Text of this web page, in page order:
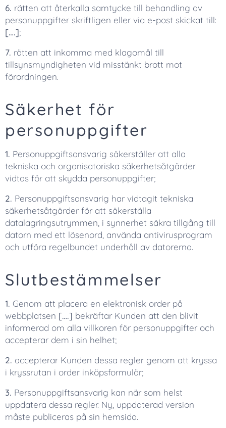
6. rätten att återkalla samtycke till behandling av
personuppgifter skriftligen eller via e-post skickat till:
[….];
7. rätten att inkomma med klagomål till
tillsynsmyndigheten vid misstänkt brott mot
förordningen.
Säkerhet för
personuppgifter
1. Personuppgiftsansvarig säkerställer att alla
tekniska och organisatoriska säkerhetsåtgärder
vidtas för att skydda personuppgifter;
2. Personuppgiftsansvarig har vidtagit tekniska
säkerhetsåtgärder för att säkerställa
datalagringsutrymmen, i synnerhet säkra tillgång till
datorn med ett lösenord, använda antivirusprogram
och utföra regelbundet underhåll av datorerna.
Slutbestämmelser
1. Genom att placera en elektronisk order på
webbplatsen [….] bekräftar Kunden att den blivit
informerad om alla villkoren för personuppgifter och
accepterar dem i sin helhet;
2. accepterar Kunden dessa regler genom att kryssa
i kryssrutan i order inköpsformulär;
3. Personuppgiftsansvarig kan när som helst
uppdatera dessa regler. Ny, uppdaterad version
måste publiceras på sin hemsida.